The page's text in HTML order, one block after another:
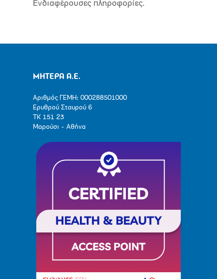
Ενδιαφέρουσες πληροφορίες.
ΜΗΤΕΡΑ Α.Ε.
Αριθμός ΓΕΜΗ: 000288501000
Ερυθρού Σταυρού 6
ΤΚ 151 23
Μαρούσι - Αθήνα